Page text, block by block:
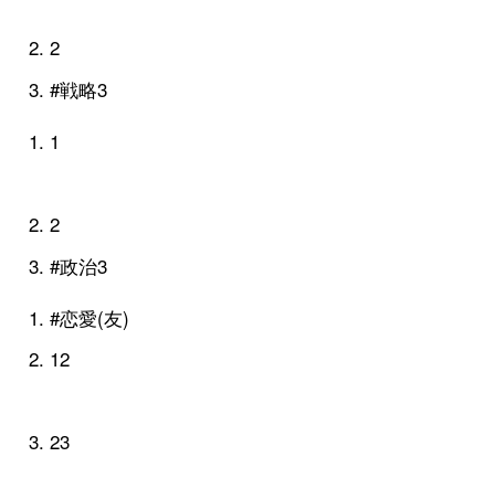
2
#戦略3
1
2
#政治3
#恋愛(友)
12
23